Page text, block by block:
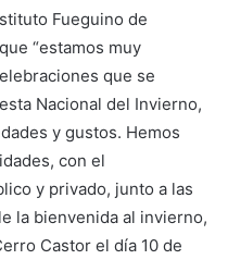
Fueguino de
“estamos muy
que se
Nacional del Invierno,
y gustos. Hemos
con el
y privado, junto a las
la bienvenida al invierno,
Castor el día 10 de